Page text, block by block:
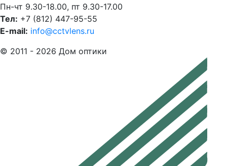
Пн-чт 9.30-18.00, пт 9.30-17.00
Тел: +7 (812) 447-95-55
E-mail: info@cctvlens.ru
© 2011 - 2026 Дом оптики